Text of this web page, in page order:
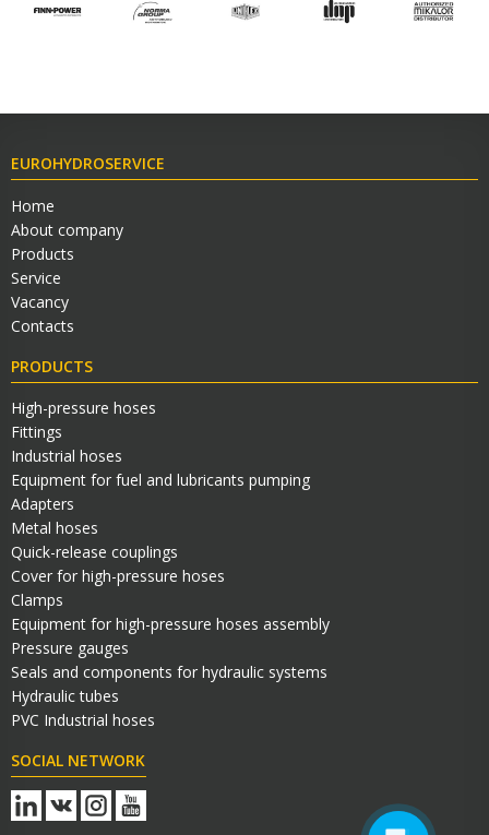
Технический Специалист
EUROHYDROSERVICE
Home
About company
Products
Service
Vacancy
Contacts
PRODUCTS
High-pressure hoses
Fittings
Industrial hoses
Equipment for fuel and lubricants pumping
Adapters
Metal hoses
Quick-release couplings
Cover for high-pressure hoses
Clamps
Equipment for high-pressure hoses assembly
Pressure gauges
Seals and components for hydraulic systems
Hydraulic tubes
PVC Industrial hoses
SOCIAL NETWORK